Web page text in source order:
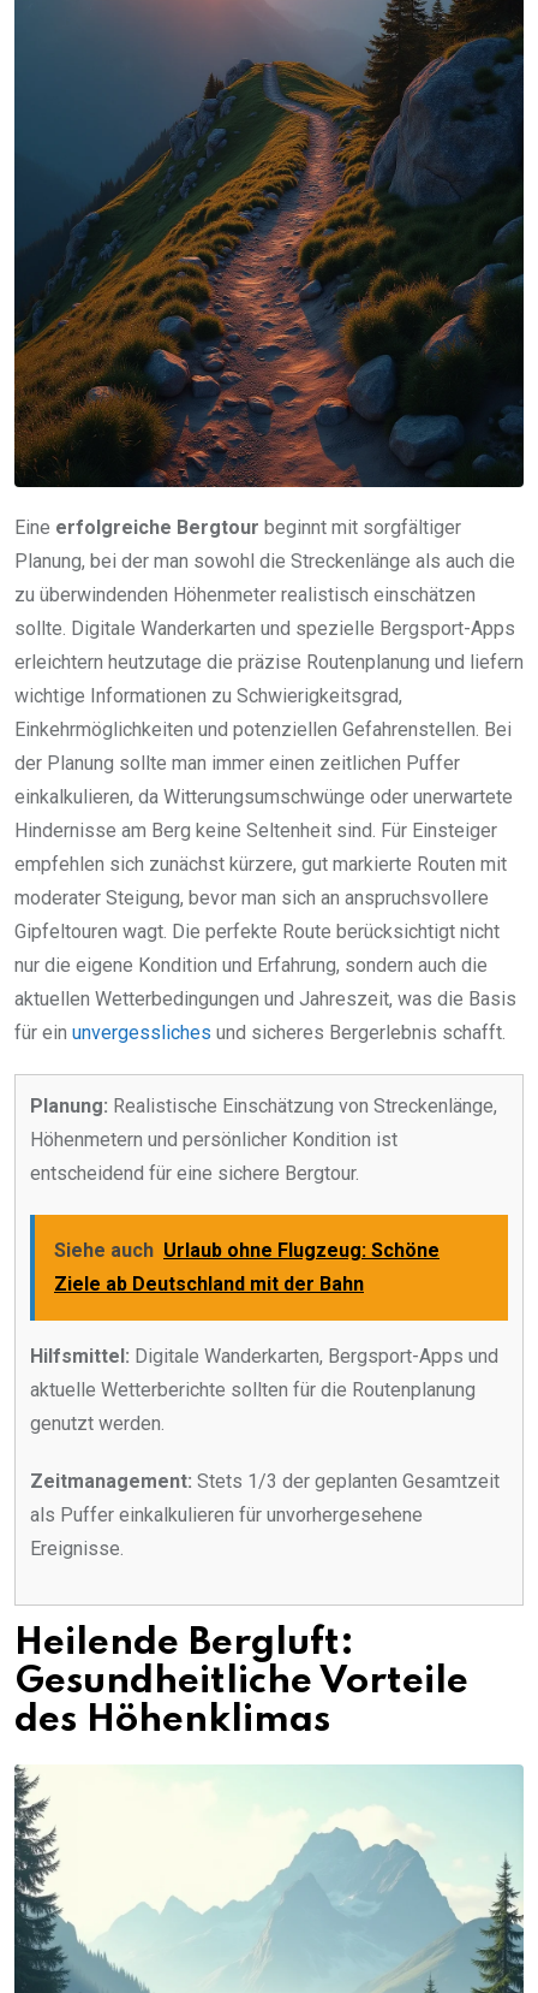
Eine erfolgreiche Bergtour beginnt mit sorgfältiger
Planung, bei der man sowohl die Streckenlänge als auch die
zu überwindenden Höhenmeter realistisch einschätzen
sollte. Digitale Wanderkarten und spezielle Bergsport-Apps
erleichtern heutzutage die präzise Routenplanung und liefern
wichtige Informationen zu Schwierigkeitsgrad,
Einkehrmöglichkeiten und potenziellen Gefahrenstellen. Bei
der Planung sollte man immer einen zeitlichen Puffer
einkalkulieren, da Witterungsumschwünge oder unerwartete
Hindernisse am Berg keine Seltenheit sind. Für Einsteiger
empfehlen sich zunächst kürzere, gut markierte Routen mit
moderater Steigung, bevor man sich an anspruchsvollere
Gipfeltouren wagt. Die perfekte Route berücksichtigt nicht
nur die eigene Kondition und Erfahrung, sondern auch die
aktuellen Wetterbedingungen und Jahreszeit, was die Basis
für ein unvergessliches und sicheres Bergerlebnis schafft.
Planung: Realistische Einschätzung von Streckenlänge,
Höhenmetern und persönlicher Kondition ist
entscheidend für eine sichere Bergtour.
Siehe auch Urlaub ohne Flugzeug: Schöne
Ziele ab Deutschland mit der Bahn
Hilfsmittel: Digitale Wanderkarten, Bergsport-Apps und
aktuelle Wetterberichte sollten für die Routenplanung
genutzt werden.
Zeitmanagement: Stets 1/3 der geplanten Gesamtzeit
als Puffer einkalkulieren für unvorhergesehene
Ereignisse.
Heilende Bergluft:
Gesundheitliche Vorteile
des Höhenklimas